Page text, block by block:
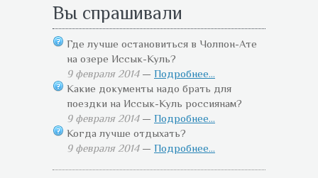
Вы спрашивали
Где лучше остановиться в Чолпон-Ате
на озере Иссык-Куль?
9 февраля 2014— Подробнее...
Какие документы надо брать для
поездки на Иссык-Куль россиянам?
9 февраля 2014— Подробнее...
Когда лучше отдыхать?
9 февраля 2014— Подробнее...